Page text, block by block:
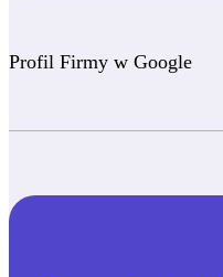
Profil Firmy w Google